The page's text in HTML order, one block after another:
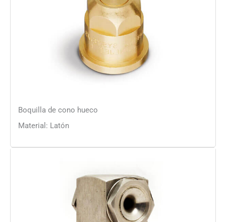
Boquilla de cono hueco
Material: Latón